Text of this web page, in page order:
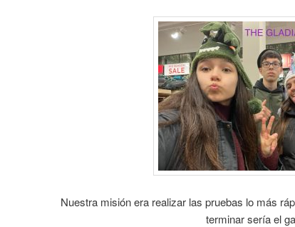
Nuestra misión era realizar las pruebas lo más
terminar sería el